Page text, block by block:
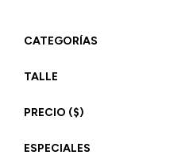
CATEGORÍAS
TALLE
PRECIO ($)
ESPECIALES